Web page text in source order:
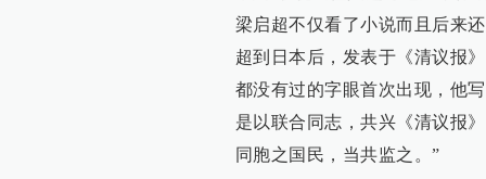
梁启超不仅看了小说而且后来
超到日本后，发表于《清议报
都没有过的字眼首次出现，他
是以联合同志，共兴《清议报
同胞之国民，当共监之。”